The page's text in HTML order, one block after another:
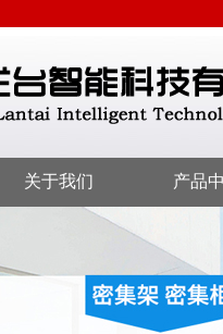
关于我们 产品